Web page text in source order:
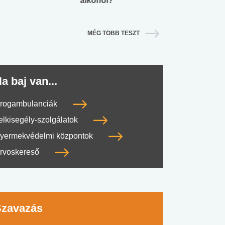
MÉG TÖBB TESZT
baj van...
szolgálatok
központok